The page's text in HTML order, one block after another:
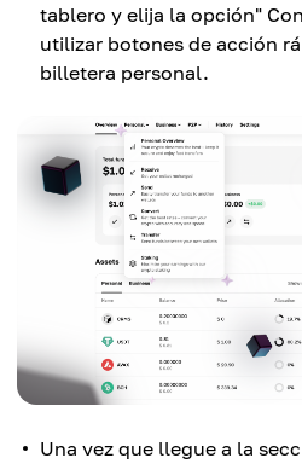
tablero y elija la opción"
utilizar botones de acción
billetera personal.
Una vez que llegue a la